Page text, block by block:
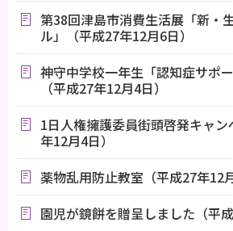
第38回津島市消費生活展「新・
ル」（平成27年12月6日）
神守中学校一年生「認知症サポ
（平成27年12月4日）
1日人権擁護委員街頭啓発キャ
年12月4日）
薬物乱用防止教室（平成27年12
園児が鏡餅を贈呈しました（平